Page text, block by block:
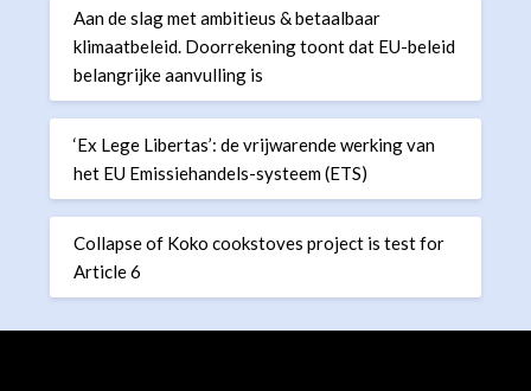
Aan de slag met ambitieus & betaalbaar
klimaatbeleid. Doorrekening toont dat EU-beleid
belangrijke aanvulling is
‘Ex Lege Libertas’: de vrijwarende werking van
het EU Emissiehandels-systeem (ETS)
Collapse of Koko cookstoves project is test for
Article 6